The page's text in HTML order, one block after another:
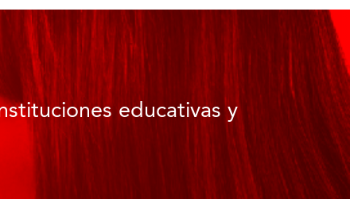
educativas y